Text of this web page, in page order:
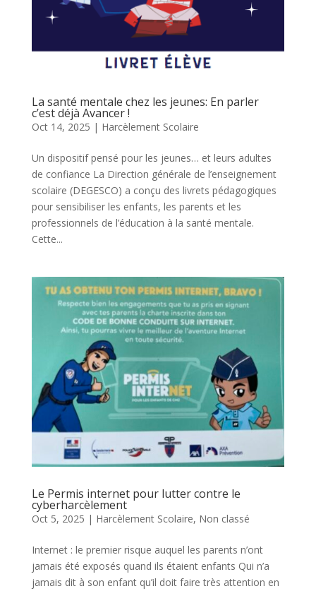
La santé mentale chez les jeunes: En parler
c’est déjà Avancer !
Oct 14, 2025 | Harcèlement Scolaire
Un dispositif pensé pour les jeunes… et leurs adultes
de confiance La Direction générale de l’enseignement
scolaire (DEGESCO) a conçu des livrets pédagogiques
pour sensibiliser les enfants, les parents et les
professionnels de l’éducation à la santé mentale.
Cette...
Le Permis internet pour lutter contre le
cyberharcèlement
Oct 5, 2025 | Harcèlement Scolaire, Non classé
Internet : le premier risque auquel les parents n’ont
jamais été exposés quand ils étaient enfants Qui n’a
jamais dit à son enfant qu’il doit faire très attention en